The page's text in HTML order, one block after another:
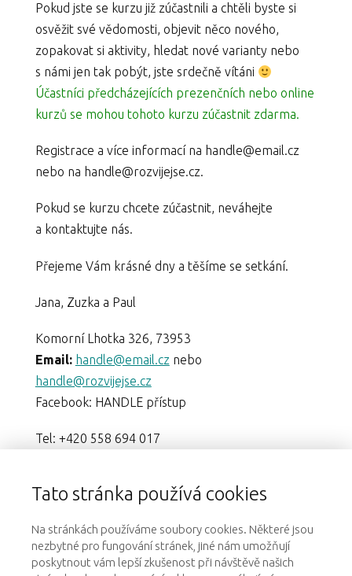
Pokud jste se kurzu již zúčastnili a chtěli byste si
osvěžit své vědomosti, objevit něco nového,
zopakovat si aktivity, hledat nové varianty nebo
s námi jen tak pobýt, jste srdečně vítáni
Účastníci předcházejících prezenčních nebo online
kurzů se mohou tohoto kurzu zúčastnit zdarma.
Registrace a více informací na handle@email.cz
nebo na handle@rozvijejse.cz.
Pokud se kurzu chcete zúčastnit, neváhejte
a kontaktujte nás.
Přejeme Vám krásné dny a těšíme se setkání.
Jana, Zuzka a Paul
Komorní Lhotka 326, 73953
Email: handle@email.cz nebo
handle@rozvijejse.cz
Facebook: HANDLE přístup
Tel: +420 558 694 017
Tato stránka používá cookies
Na stránkách používáme soubory cookies. Některé jsou
nezbytné pro fungování stránek, jiné nám umožňují
poskytnout vám lepší zkušenost při návštěvě našich